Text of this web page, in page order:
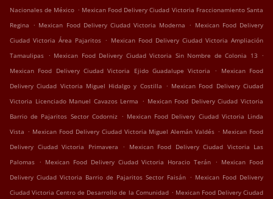
Nacionales de México . Mexican Food Delivery Ciudad Victoria Fraccionamiento Santa
Regina . Mexican Food Delivery Ciudad Victoria Moderna . Mexican Food Delivery
Ciudad Victoria Área Pajaritos . Mexican Food Delivery Ciudad Victoria Ampliación
Tamaulipas . Mexican Food Delivery Ciudad Victoria Sin Nombre de Colonia 13 .
Mexican Food Delivery Ciudad Victoria Ejido Guadalupe Victoria
.
Mexican Food
Delivery Ciudad Victoria Miguel Hidalgo y Costilla . Mexican Food Delivery Ciudad
Victoria Licenciado Manuel Cavazos Lerma . Mexican Food Delivery Ciudad Victoria
Barrio de Pajaritos Sector Codorniz . Mexican Food Delivery Ciudad Victoria Linda
Vista . Mexican Food Delivery Ciudad Victoria Miguel Alemán Valdés . Mexican Food
Delivery Ciudad Victoria Primavera
.
Mexican Food Delivery Ciudad Victoria Las
Palomas . Mexican Food Delivery Ciudad Victoria Horacio Terán . Mexican Food
Delivery Ciudad Victoria Barrio de Pajaritos Sector Faisán . Mexican Food Delivery
Ciudad Victoria Centro de Desarrollo de la Comunidad . Mexican Food Delivery Ciudad